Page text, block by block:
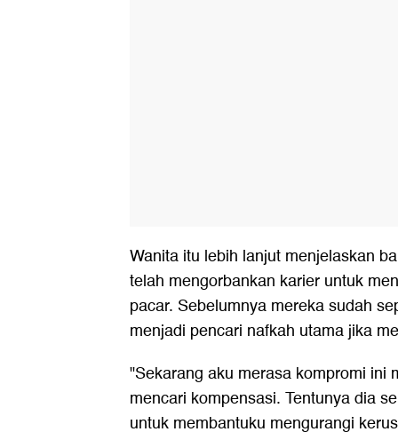
Wanita itu lebih lanjut menjelaskan
telah mengorbankan karier untuk
pacar. Sebelumnya mereka sudah
menjadi pencari nafkah utama jika
"Sekarang aku merasa kompromi ini
mencari kompensasi. Tentunya dia
untuk membantuku mengurangi